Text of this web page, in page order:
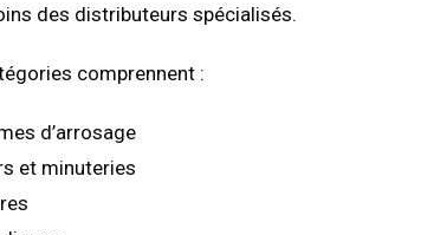
des distributeurs spécialisés.
comprennent :
d’arrosage
et minuteries